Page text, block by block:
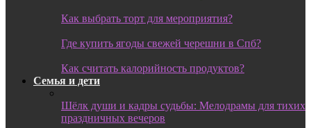
Как выбрать торт для мероприятия?
Где купить ягоды свежей черешни в Спб?
Как считать калорийность продуктов?
Семья и дети
Шёлк души и кадры судьбы: Мелодрамы для тихих
праздничных вечеров